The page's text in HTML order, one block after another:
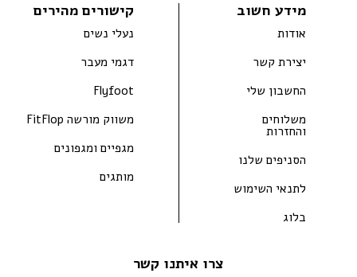
מידע חשוב
אודות
יצירת קשר
החשבון שלי
משלוחים
והחזרות
הסניפים שלנו
לתנאי השימוש
בלוג
קישורים מהירים
נעלי נשים
דגמי מעבר
Flyfoot
משווק מורשה FitFlop
מגפיים ומגפונים
מותגים
צרו איתנו קשר